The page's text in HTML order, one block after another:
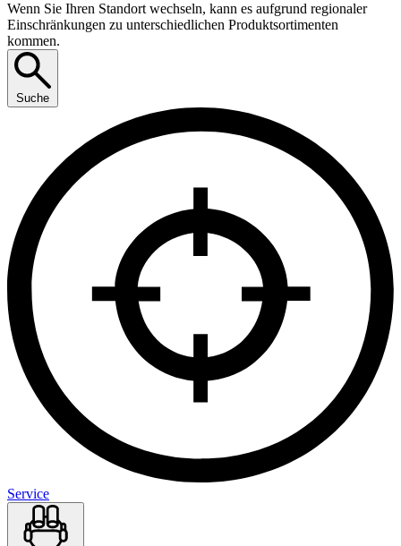
Wenn Sie Ihren Standort wechseln, kann es aufgrund regionaler
Einschränkungen zu unterschiedlichen Produktsortimenten
kommen.
Suche
Service